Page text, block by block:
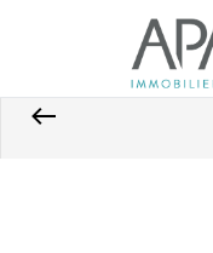
Maison